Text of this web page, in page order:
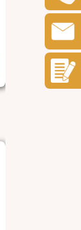
Preise inkl.
In